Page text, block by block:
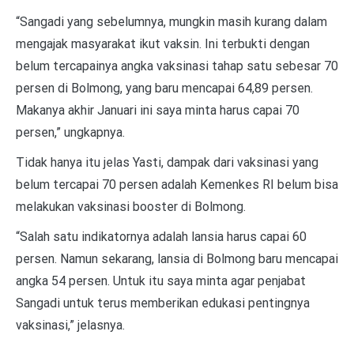
“Sangadi yang sebelumnya, mungkin masih kurang dalam
mengajak masyarakat ikut vaksin. Ini terbukti dengan
belum tercapainya angka vaksinasi tahap satu sebesar 70
persen di Bolmong, yang baru mencapai 64,89 persen.
Makanya akhir Januari ini saya minta harus capai 70
persen,” ungkapnya.
Tidak hanya itu jelas Yasti, dampak dari vaksinasi yang
belum tercapai 70 persen adalah Kemenkes RI belum bisa
melakukan vaksinasi booster di Bolmong.
“Salah satu indikatornya adalah lansia harus capai 60
persen. Namun sekarang, lansia di Bolmong baru mencapai
angka 54 persen. Untuk itu saya minta agar penjabat
Sangadi untuk terus memberikan edukasi pentingnya
vaksinasi,” jelasnya.